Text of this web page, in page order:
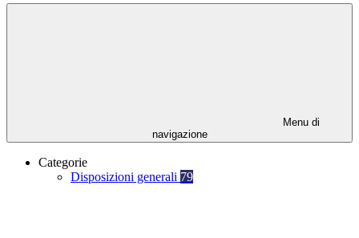
Menu di
navigazione
Categorie
Disposizioni generali 79